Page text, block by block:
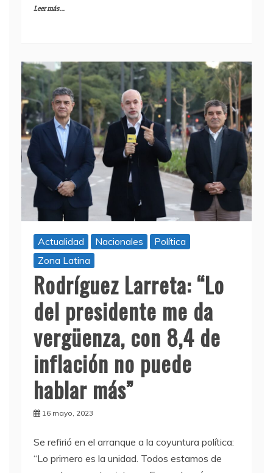
Leer más...
Actualidad Nacionales
Política
Zona Latina
Rodríguez Larreta: “Lo
del presidente me da
vergüenza, con 8,4 de
inflación no puede
hablar más”
16 mayo, 2023
Se refirió en el arranque a la coyuntura política:
“Lo primero es la unidad. Todos estamos de